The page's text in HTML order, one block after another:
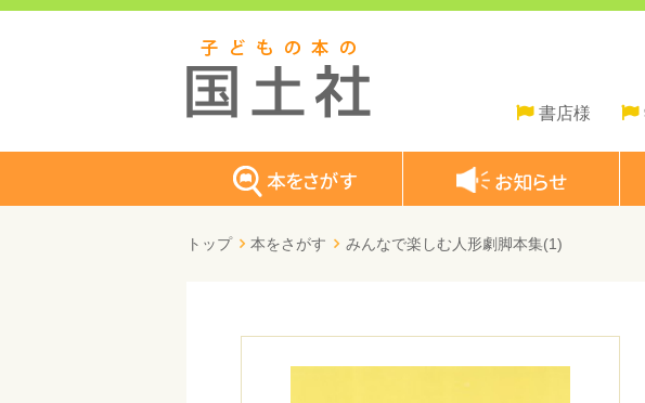
書店様
トップ 本をさがす みんなで楽しむ人形劇脚本集(1)